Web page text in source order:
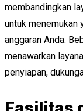
membandingkan
untuk menemukan
anggaran Anda.
menawarkan
penyiapan,